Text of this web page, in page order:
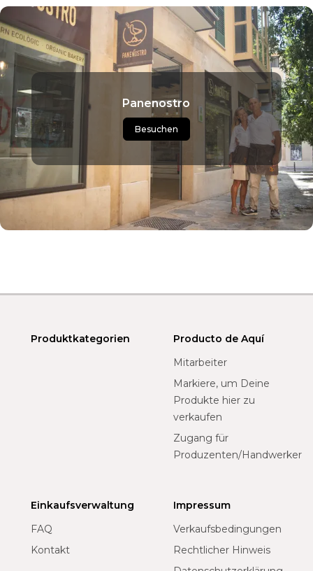
Panenostro
Besuchen
Produktkategorien
Producto de Aquí
Mitarbeiter
Markiere, um Deine
Produkte hier zu
verkaufen
Zugang für
Produzenten/Handwerker
Einkaufsverwaltung
FAQ
Kontakt
Impressum
Verkaufsbedingungen
Rechtlicher Hinweis